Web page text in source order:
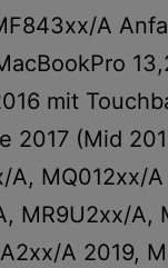
A
mit
2017 (Mid
A, MQ012xx/
MR9U2xx/A,
A 2019,